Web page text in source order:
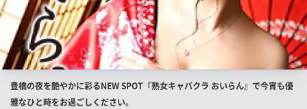
店
舗
豊橋の夜を艶やかに彩るNEW SPOT『熟女キャバクラ おいらん』で今宵も優
雅なひと時をお過ごしください。